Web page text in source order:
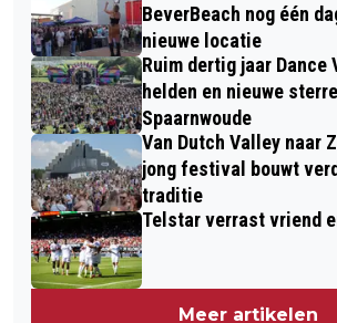
BeverBeach nog één
nieuwe locatie
Ruim dertig jaar Dance
helden en nieuwe
Spaarnwoude
Van Dutch Valley naar
jong festival bouwt
traditie
Telstar verrast vriend
Meer artikelen